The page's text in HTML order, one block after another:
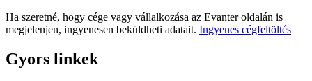
Ha szeretné, hogy cége vagy vállalkozása az Evanter oldalán is
megjelenjen, ingyenesen beküldheti adatait. Ingyenes cégfeltöltés
Gyors linkek